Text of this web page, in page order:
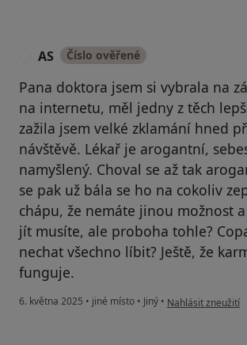
AS Číslo ověřené
Pana doktora jsem si vybrala na
na internetu, měl jedny z těch
zažila jsem velké zklamání hned
návštěvě. Lékař je arogantní,
namyšlený. Choval se až tak
se pak už bála se ho na cokoliv
chápu, že nemáte jinou možnost
jít musíte, ale proboha tohle?
nechat všechno líbit? Ještě, že
funguje.
6. května 2025 • jiné místo • Jiný • podle názoru
Nahlásit zneužití